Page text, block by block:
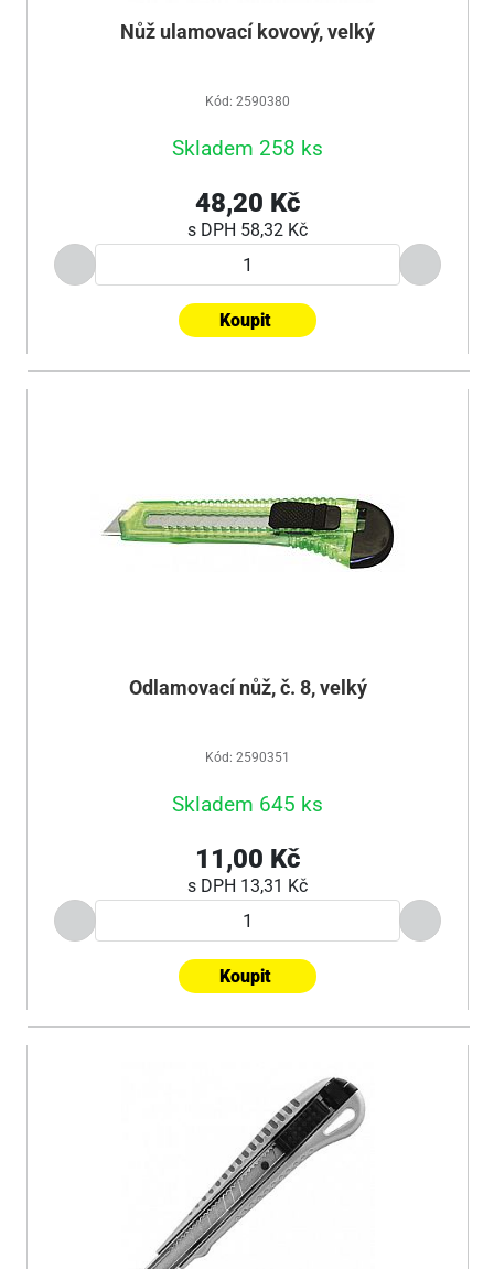
Nůž ulamovací kovový, velký
Kód: 2590380
Skladem 258 ks
48,20 Kč
s DPH 58,32 Kč
Koupit
Odlamovací nůž, č. 8, velký
Kód: 2590351
Skladem 645 ks
11,00 Kč
s DPH 13,31 Kč
Koupit